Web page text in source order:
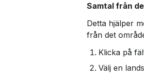
Samtal från
Detta hjälper
från det
Klicka på
Välj en